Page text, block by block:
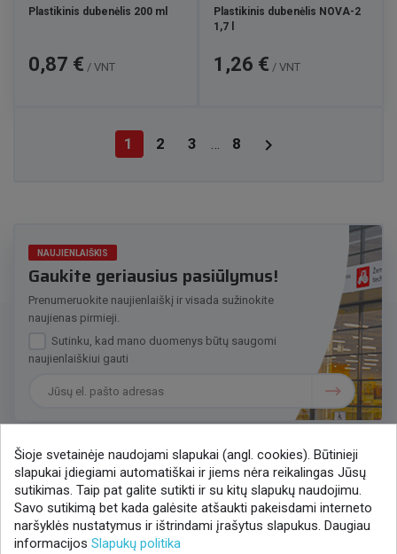
Plastikinis dubenėlis 200 ml
Kaina
0,87 € / VNT
Plastikinis dubenėlis NOVA-2
1,7 l
Kaina
1,26 € / VNT
1 2 3 … 8 
NAUJIENLAIŠKIS
Gaukite geriausius pasiūlymus!
Prenumeruokite naujienlaiškį ir visada sužinokite
naujienas pirmieji.
Sutinku, kad mano duomenys būtų saugomi
naujienlaiškiui gauti
Susisiekime
+370 37 405401
lytagra@lytagra.lt
Šioje svetainėje naudojami slapukai (angl. cookies). Būtinieji
slapukai įdiegiami automatiškai ir jiems nėra reikalingas Jūsų
sutikimas. Taip pat galite sutikti ir su kitų slapukų naudojimu.
Savo sutikimą bet kada galėsite atšaukti pakeisdami interneto
naršyklės nustatymus ir ištrindami įrašytus slapukus. Daugiau
informacijos Slapukų politika